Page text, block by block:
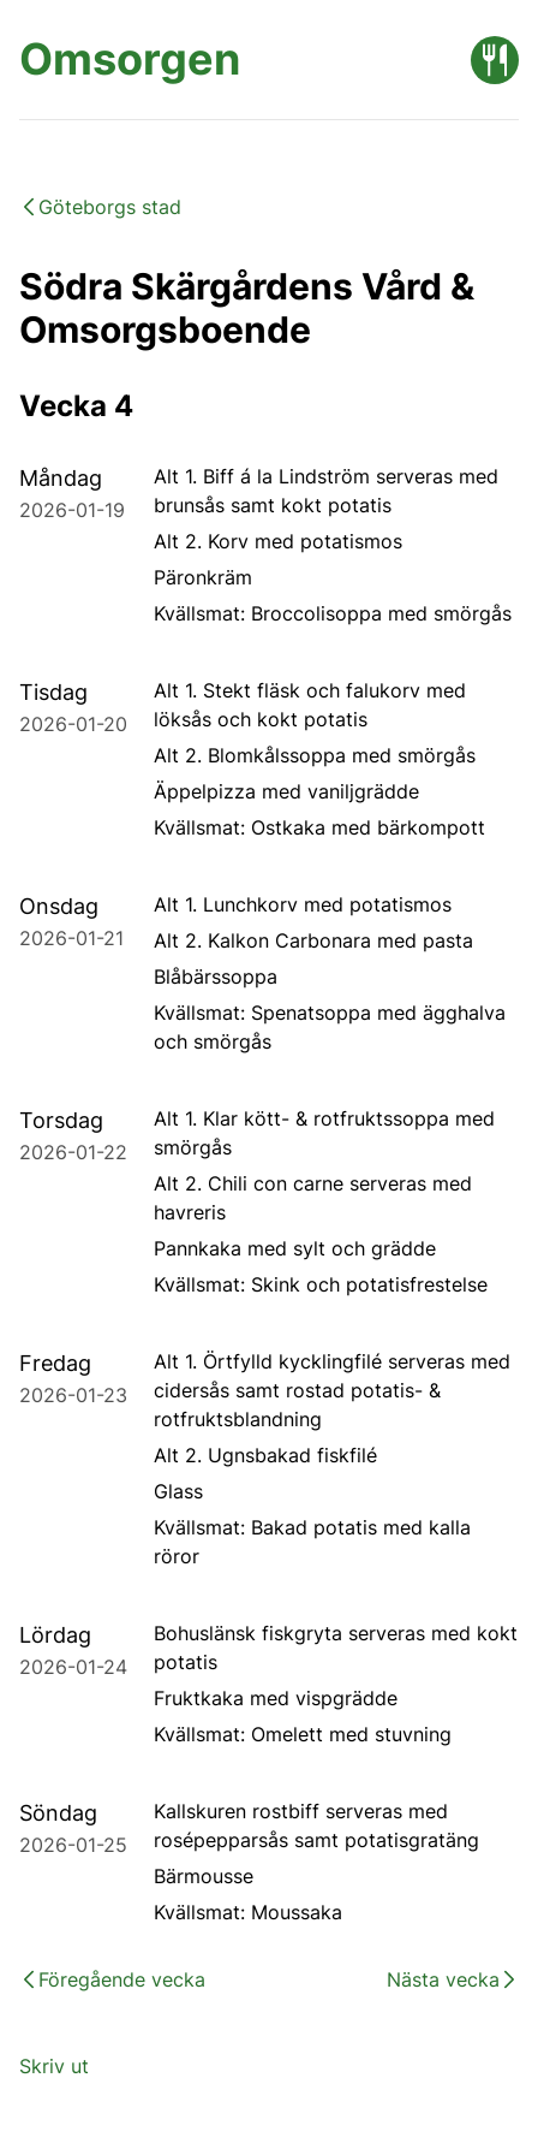
Omsorgen
Göteborgs stad
Södra Skärgårdens Vård &
Omsorgsboende
Vecka 4
Måndag
2026-01-19
Alt 1. Biff á la Lindström serveras med
brunsås samt kokt potatis
Alt 2. Korv med potatismos
Päronkräm
Kvällsmat: Broccolisoppa med smörgås
Tisdag
2026-01-20
Alt 1. Stekt fläsk och falukorv med
löksås och kokt potatis
Alt 2. Blomkålssoppa med smörgås
Äppelpizza med vaniljgrädde
Kvällsmat: Ostkaka med bärkompott
Onsdag
2026-01-21
Alt 1. Lunchkorv med potatismos
Alt 2. Kalkon Carbonara med pasta
Blåbärssoppa
Kvällsmat: Spenatsoppa med ägghalva
och smörgås
Torsdag
2026-01-22
Alt 1. Klar kött- & rotfruktssoppa med
smörgås
Alt 2. Chili con carne serveras med
havreris
Pannkaka med sylt och grädde
Kvällsmat: Skink och potatisfrestelse
Fredag
2026-01-23
Alt 1. Örtfylld kycklingfilé serveras med
cidersås samt rostad potatis- &
rotfruktsblandning
Alt 2. Ugnsbakad fiskfilé
Glass
Kvällsmat: Bakad potatis med kalla
röror
Lördag
2026-01-24
Bohuslänsk fiskgryta serveras med kokt
potatis
Fruktkaka med vispgrädde
Kvällsmat: Omelett med stuvning
Söndag
2026-01-25
Kallskuren rostbiff serveras med
rosépepparsås samt potatisgratäng
Bärmousse
Kvällsmat: Moussaka
Föregående vecka Nästa vecka
Skriv ut